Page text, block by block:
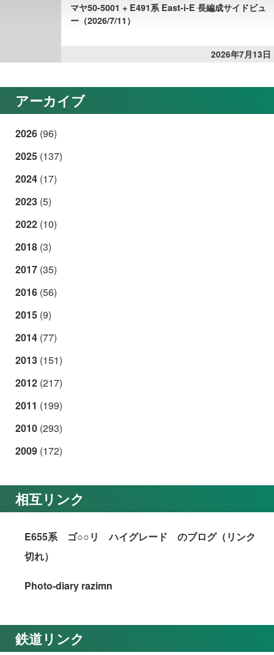
マヤ50-5001 + E491系 East-i-E 長編成サイドビュ
ー（2026/7/11）
2026年7月13日
アーカイブ
2026 (96)
2025 (137)
2024 (17)
2023 (5)
2022 (10)
2018 (3)
2017 (35)
2016 (56)
2015 (9)
2014 (77)
2013 (151)
2012 (217)
2011 (199)
2010 (293)
2009 (172)
相互リンク
E655系 ゴ○○リ ハイグレード のブログ（リンク
切れ）
Photo-diary razimn
鉄道リンク